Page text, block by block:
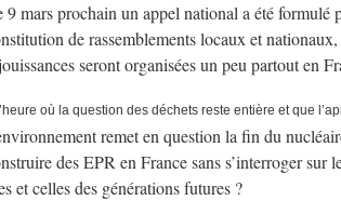
9 mars prochain un appel national a été formulé
de rassemblements locaux et
seront organisées un peu partout en
où la question des déchets reste entière et que
remet en question la fin du
des EPR en France sans s’interroger
et celles des générations futures ?